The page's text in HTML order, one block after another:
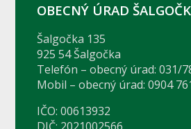
OBECNÝ ÚRAD
Šalgočka 135
925 54 Šalgočka
Telefón – obecný úrad: 031/
Mobil – obecný úrad: 0904
IČO: 00613932